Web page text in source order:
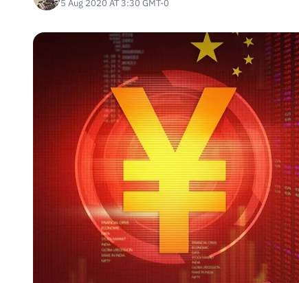
5 Aug 2020 AT 3:30 GMT-0